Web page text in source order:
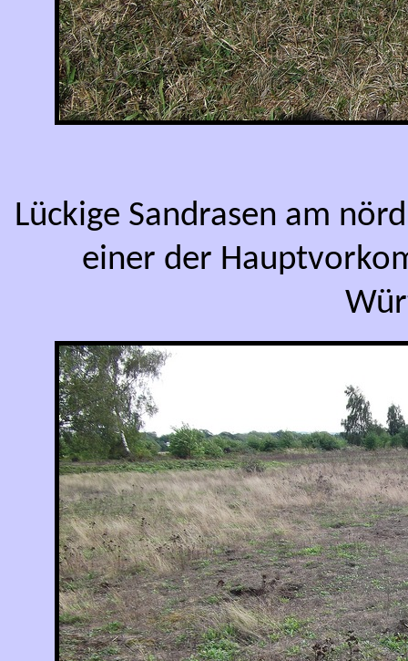
Lückige Sandrasen am
einer der